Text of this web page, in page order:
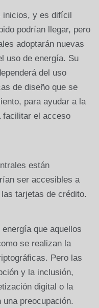
inicios, y es difícil
podrían llegar, pero
adoptarán nuevas
uso de energía. Su
del uso
de diseño que se
para ayudar a la
facilitar el acceso
están
ser accesibles a
tarjetas de crédito.
que aquellos
se realizan la
Pero las
y la inclusión,
digital o la
preocupación.